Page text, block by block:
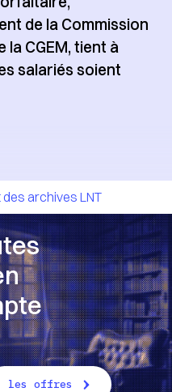
de la Commission
CGEM, tient à
salariés soient
archives LNT
les offres